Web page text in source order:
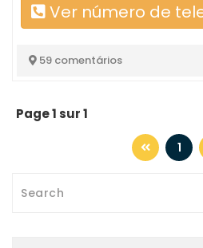
Ver número de
59 comentários
Page 1 sur 1
1